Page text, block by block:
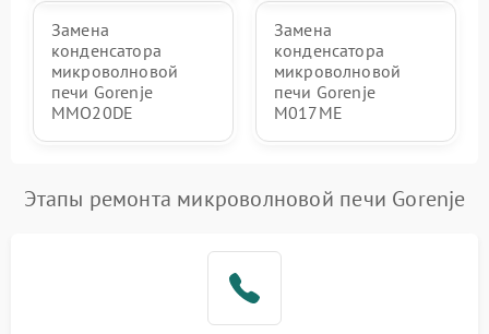
Замена
конденсатора
микроволновой
печи Gorenje
MMO20DE
Замена
конденсатора
микроволновой
печи Gorenje
M017ME
Этапы ремонта микроволновой печи Gorenje